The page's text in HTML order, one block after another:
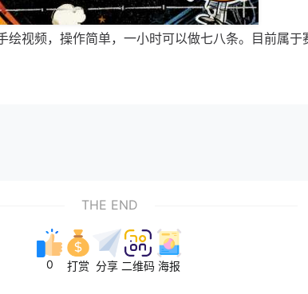
绘视频，操作简单，一小时可以做七八条。目前属
THE END
0 打赏 分享 二维码 海报